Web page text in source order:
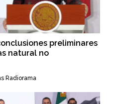
preliminares
natural no
Radiorama